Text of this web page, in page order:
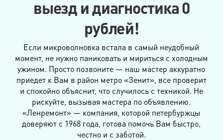
выезд и диагностика 0
рублей!
Если микроволновка встала в самый неудобный
момент, не нужно паниковать и мириться с холодным
ужином. Просто позвоните — наш мастер аккуратно
приедет к Вам в район метро «Зенит», все проверит
и спокойно объяснит, что случилось с техникой. Не
рискуйте, вызывая мастера по объявлению.
«Ленремонт» — компания, которой петербуржцы
доверяют с 1968 года, готова помочь Вам быстро,
честно и с заботой.